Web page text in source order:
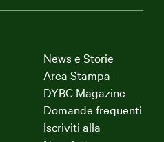
News e Storie
Area Stampa
DYBC Magazine
Domande frequenti
Iscriviti alla